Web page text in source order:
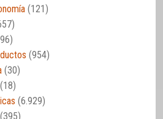
(121)
(954)
(30)
(18)
(6.929)
(395)